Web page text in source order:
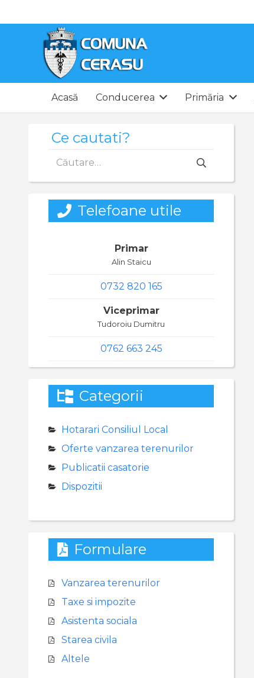
Acasă Conducerea Primăria
Ce cautati?
după:
Telefoane utile
Primar
Alin Staicu
0732 820 165
Viceprimar
Tudoroiu Dumitru
0762 663 245
Categorii
Hotarari Consiliul Local
Oferte vanzarea terenurilor
Publicatii casatorie
Dispozitii
Formulare
Vanzarea terenurilor
Taxe si impozite
Asistenta sociala
Starea civila
Altele